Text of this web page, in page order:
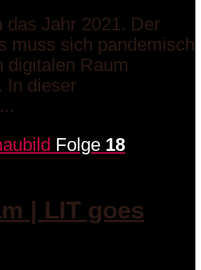
das Jahr 2021. Der
muss sich pandemisch
digitalen Raum
In dieser
Folge 18
| LIT goes